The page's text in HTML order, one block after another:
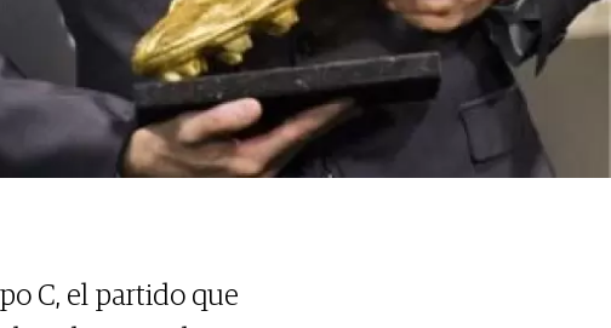
C, el partido que